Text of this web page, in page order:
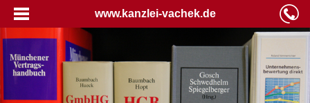
www.kanzlei-vachek.de